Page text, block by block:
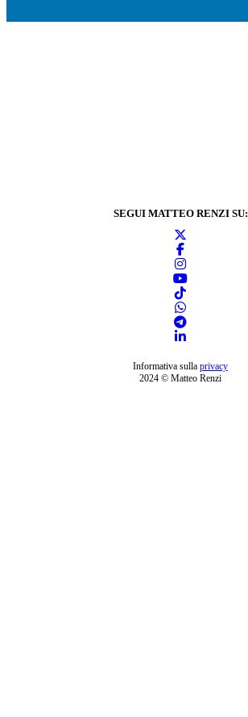
SEGUI MATTEO RENZI SU:
Informativa sulla privacy
2024 © Matteo Renzi